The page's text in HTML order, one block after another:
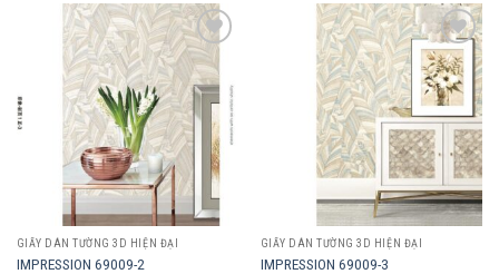
Add to
wishlist
GIẤY DÁN TƯỜNG 3D HIỆN ĐẠI
IMPRESSION 69009-2
Add to
wishlist
GIẤY DÁN TƯỜNG 3D HIỆN ĐẠI
IMPRESSION 69009-3